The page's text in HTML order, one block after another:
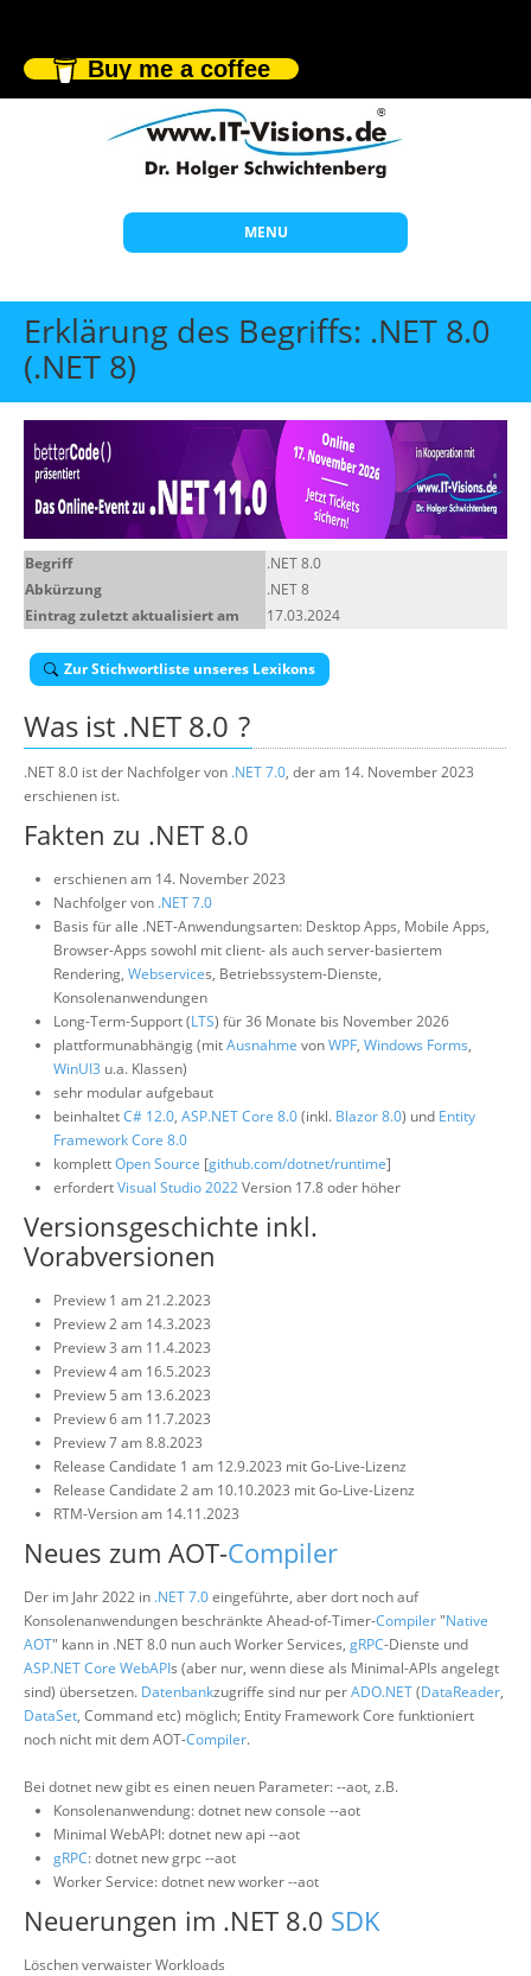
Buy me a coffee
MENU
Start
Themen
Individuelle Schulungen
Offene Seminare
Wissen
Erklärung des Begriffs: .NET 8.0
(.NET 8)
Begriff
.NET 8.0
Abkürzung
.NET 8
Eintrag zuletzt aktualisiert am
17.03.2024
Zur Stichwortliste unseres Lexikons
Was ist .NET 8.0 ?
.NET 8.0 ist der Nachfolger von .NET 7.0, der am 14. November 2023
erschienen ist.
Fakten zu .NET 8.0
erschienen am 14. November 2023
Nachfolger von .NET 7.0
Basis für alle .NET-Anwendungsarten: Desktop Apps, Mobile Apps,
Browser-Apps sowohl mit client- als auch server-basiertem
Rendering, Webservices, Betriebssystem-Dienste,
Konsolenanwendungen
Long-Term-Support (LTS) für 36 Monate bis November 2026
plattformunabhängig (mitAusnahme vonWPF, Windows Forms,
WinUI3 u.a. Klassen)
sehr modular aufgebaut
beinhaltetC# 12.0, ASP.NET Core 8.0(inkl. Blazor 8.0) und Entity
Framework Core 8.0
komplettOpen Source [github.com/dotnet/runtime]
erfordertVisual Studio 2022Version 17.8 oder höher
Versionsgeschichte inkl.
Vorabversionen
Preview 1 am 21.2.2023
Preview 2 am 14.3.2023
Preview 3 am 11.4.2023
Preview 4 am 16.5.2023
Preview 5 am 13.6.2023
Preview 6 am 11.7.2023
Preview 7 am 8.8.2023
Release Candidate 1 am 12.9.2023 mit Go-Live-Lizenz
Release Candidate 2 am 10.10.2023 mit Go-Live-Lizenz
RTM-Version am 14.11.2023
Neues zum AOT-Compiler
Der im Jahr 2022 in .NET 7.0eingeführte, aber dort noch auf
Konsolenanwendungen beschränkte Ahead-of-Timer-Compiler"Native
AOT" kann in .NET 8.0 nun auch Worker Services, gRPC-Dienste und
ASP.NET Core WebAPIs (aber nur, wenn diese als Minimal-APIs angelegt
sind) übersetzen. Datenbankzugriffe sind nur perADO.NET(DataReader,
DataSet, Command etc) möglich; Entity Framework Core funktioniert
noch nicht mit dem AOT-Compiler.
Bei dotnet new gibt es einen neuen Parameter: --aot, z.B.
Konsolenanwendung: dotnet new console --aot
Minimal WebAPI: dotnet new api --aot
gRPC: dotnet new grpc --aot
Worker Service: dotnet new worker --aot
Neuerungen im .NET 8.0 SDK
Löschen verwaister Workloads